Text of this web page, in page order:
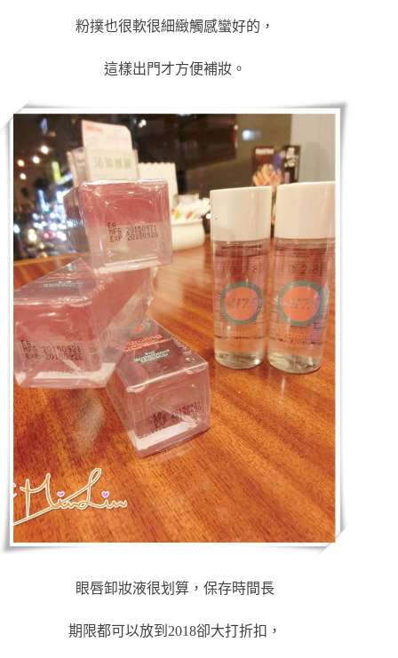
粉撲也很軟很細緻觸感蠻好的，
這樣出門才方便補妝。
眼唇卸妝液很划算，保存時間長
期限都可以放到2018卻大打折扣，